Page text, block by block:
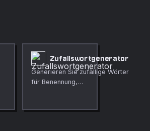
Zufallswortgenerator
Generieren Sie zufällige Wörter
für Benennung,